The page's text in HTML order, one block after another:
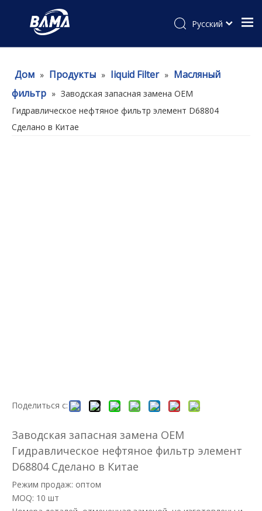
Pусский
Дом » Продукты » Iiquid Filter » Масляный
фильтр » Заводская запасная замена OEM
Гидравлическое нефтяное фильтр элемент D68804
Сделано в Китае
Поделиться с:
Заводская запасная замена OEM
Гидравлическое нефтяное фильтр элемент
D68804 Сделано в Китае
Режим продаж: оптом
MOQ: 10 шт